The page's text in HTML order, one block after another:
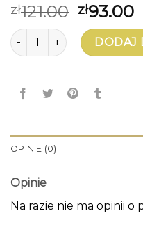
zł121.00 zł93.00
ilość kolczyki ze staliDODAJ
OPINIE (0)
Opinie
Na razie nie ma opinii o